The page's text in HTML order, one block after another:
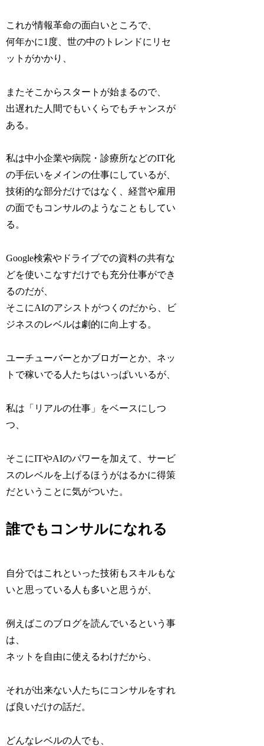
これが情報革命の面白いところで、
何年かに1度、世の中のトレンドにリセ
ットがかかり、
またそこからスタートが始まるので、
出遅れた人間でもいくらでもチャンスが
ある。
私は中小企業や病院・診療所などのIT化
の手伝いをメインの仕事にしているが、
技術的な部分だけではなく、経営や雇用
の面でもコンサルのようなこともしてい
る。
Google検索やドライブでの資料の共有な
どを使いこなすだけでも充分仕事ができ
るのだが、
そこにAIのアシストがつくのだから、ビ
ジネスのレベルは劇的に向上する。
ユーチューバーとかブロガーとか、ネッ
トで稼いでる人たちはいっぱいいるが、
私は「リアルの仕事」をベースにしつ
つ、
そこにITやAIのパワーを加えて、サービ
スのレベルを上げるほうがはるかに得策
だということに気がついた。
誰でもコンサルになれる
自分ではこれといった技術もスキルもな
いと思っている人も多いと思うが、
例えばこのブログを読んでいるという事
は、
ネットを自由に使えるわけだから、
それが出来ない人たちにコンサルをすれ
ば良いだけの話だ。
どんなレベルの人でも、